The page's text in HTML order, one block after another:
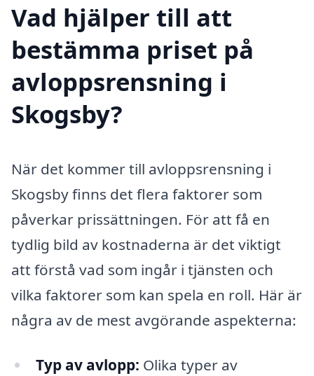
Vad hjälper till att
bestämma priset på
avloppsrensning i
Skogsby?
När det kommer till avloppsrensning i
Skogsby finns det flera faktorer som
påverkar prissättningen. För att få en
tydlig bild av kostnaderna är det viktigt
att förstå vad som ingår i tjänsten och
vilka faktorer som kan spela en roll. Här är
några av de mest avgörande aspekterna:
Typ av avlopp: Olika typer av